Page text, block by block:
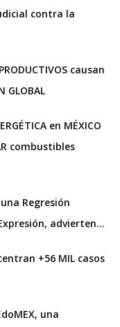
contra la
causan
GLOBAL
en MÉXICO
combustibles
Regresión
advierten…
+56 MIL casos
una